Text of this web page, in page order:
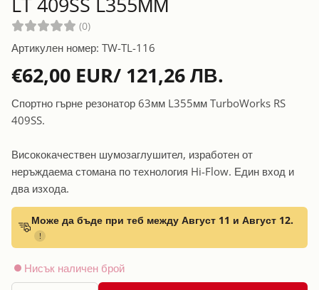
(0)
Артикулен номер: TW-TL-116
€62,00 EUR/ 121,26 ЛВ.
Спортно гърне резонатор 63мм L355мм TurboWorks RS
409SS.
Висококачествен шумозаглушител, изработен от
неръждаема стомана по технология Hi-Flow. Един вход и
два изхода.
Може да бъде при теб между Август 11 и Август 12.
!
Нисък наличен брой